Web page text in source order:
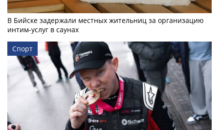
В Бийске задержали местных жительниц за организацию
интим-услуг в саунах
Спорт